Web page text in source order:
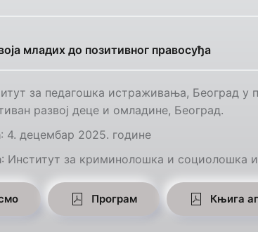
младих до позитивног правосуђа
за педагошка истраживања, Београд
развој деце и омладине, Београд.
: 4. децембар 2025. године
: Институт за криминолошка и социолошка
Програм Књига